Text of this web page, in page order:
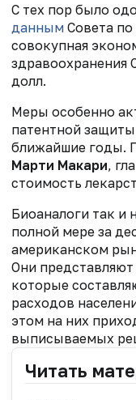
С тех пор было
данным Совета
совокупная
долл.
Меры особенно
патентной
ближайшие годы.
Марти Макари,
стоимость
Биоаналоги так и
полной мере за
американском
Они
которые
расходов
этом на них
выписываемых
Читать